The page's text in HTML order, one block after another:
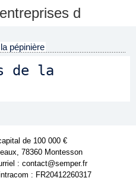
d
pépinière
de la
de 100 000 €
78360 Montesson
: contact@semper.fr
: FR20412260317